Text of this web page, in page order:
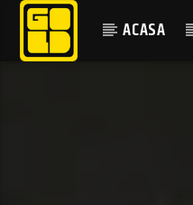
ACASA